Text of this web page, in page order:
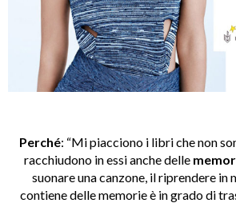
Perché: “Mi piacciono i libri che non
racchiudono in essi anche delle
suonare una canzone, il riprendere in
contiene delle memorie è in grado di